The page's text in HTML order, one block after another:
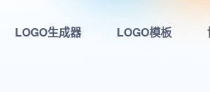
LOGO生成器 LOGO模板